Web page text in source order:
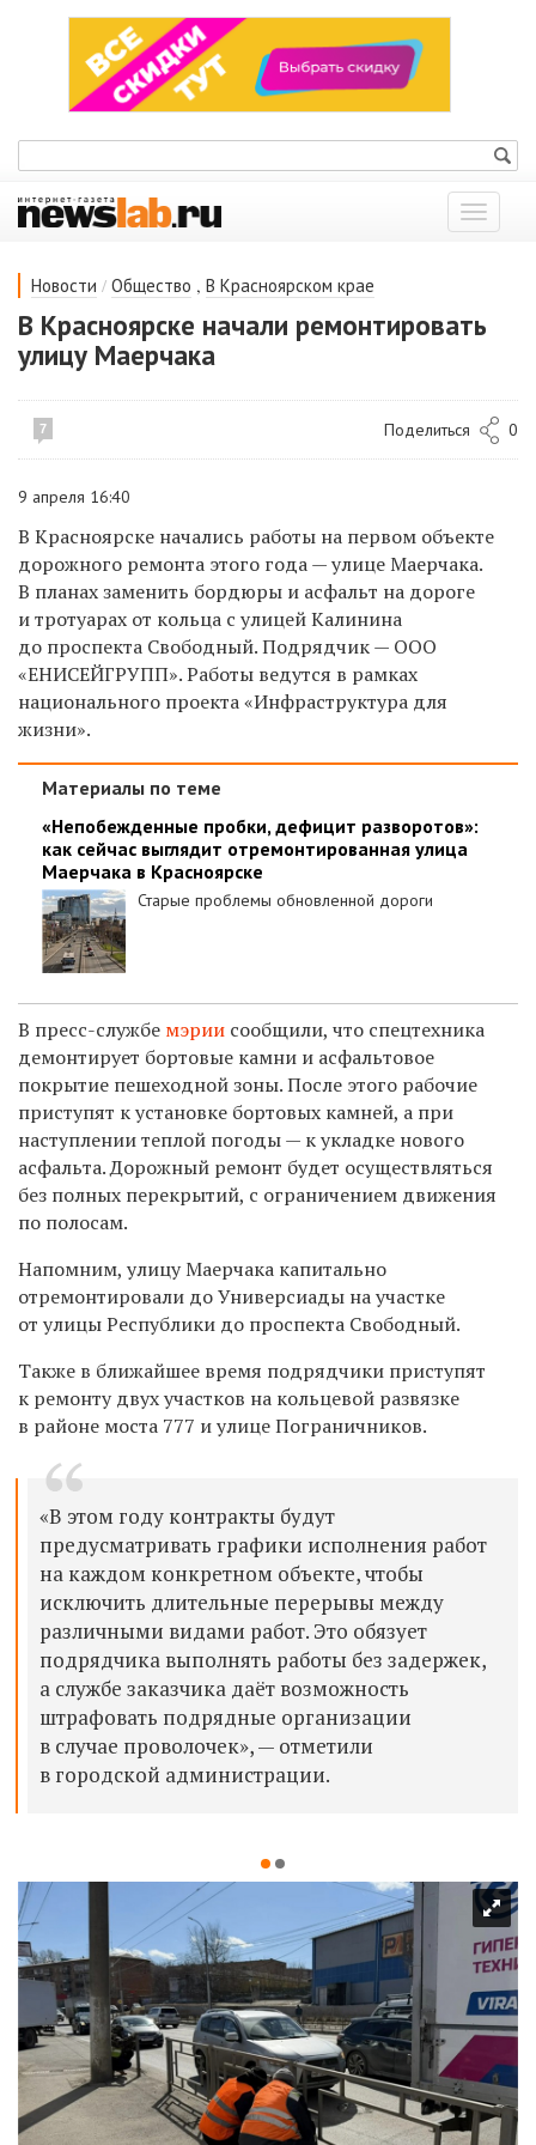
Показать
меню
Новости / Общество , В Красноярском крае
В Красноярске начали ремонтировать
улицу Маерчака
7 Поделиться 0
9 апреля 16:40
В Красноярске начались работы на первом объекте
дорожного ремонта этого года — улице Маерчака.
В планах заменить бордюры и асфальт на дороге
и тротуарах от кольца с улицей Калинина
до проспекта Свободный. Подрядчик — ООО
«ЕНИСЕЙГРУПП». Работы ведутся в рамках
национального проекта «Инфраструктура для
жизни».
Материалы по теме
«Непобежденные пробки, дефицит разворотов»:
как сейчас выглядит отремонтированная улица
Маерчака в Красноярске
Старые проблемы обновленной дороги
В пресс-службе мэрии сообщили, что спецтехника
демонтирует бортовые камни и асфальтовое
покрытие пешеходной зоны.После этого рабочие
приступят к установке бортовых камней, а при
наступлении теплой погоды — к укладке нового
асфальта. Дорожный ремонт будет осуществляться
без полных перекрытий, с ограничением движения
по полосам.
Напомним, улицу Маерчака капитально
отремонтировали до Универсиады на участке
от улицы Республики до проспекта Свободный.
Также в ближайшее время подрядчики приступят
к ремонту двух участков на кольцевой развязке
в районе моста 777 и улице Пограничников.
«В этом году контракты будут
предусматривать графики исполнения работ
на каждом конкретном объекте, чтобы
исключить длительные перерывы между
различными видами работ. Это обязует
подрядчика выполнять работы без задержек,
а службе заказчика даёт возможность
штрафовать подрядные организации
в случае проволочек», — отметили
в городской администрации.